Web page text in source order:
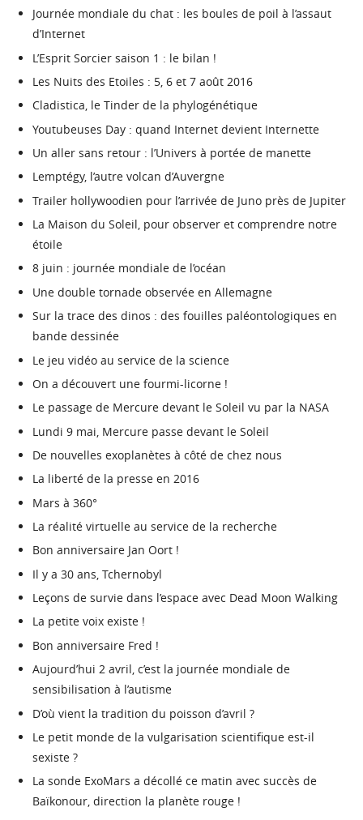
Journée mondiale du chat : les boules de poil à l’assaut
d’Internet
L’Esprit Sorcier saison 1 : le bilan !
Les Nuits des Etoiles : 5, 6 et 7 août 2016
Cladistica, le Tinder de la phylogénétique
Youtubeuses Day : quand Internet devient Internette
Un aller sans retour : l’Univers à portée de manette
Lemptégy, l’autre volcan d’Auvergne
Trailer hollywoodien pour l’arrivée de Juno près de Jupiter
La Maison du Soleil, pour observer et comprendre notre
étoile
8 juin : journée mondiale de l’océan
Une double tornade observée en Allemagne
Sur la trace des dinos : des fouilles paléontologiques en
bande dessinée
Le jeu vidéo au service de la science
On a découvert une fourmi-licorne !
Le passage de Mercure devant le Soleil vu par la NASA
Lundi 9 mai, Mercure passe devant le Soleil
De nouvelles exoplanètes à côté de chez nous
La liberté de la presse en 2016
Mars à 360°
La réalité virtuelle au service de la recherche
Bon anniversaire Jan Oort !
Il y a 30 ans, Tchernobyl
Leçons de survie dans l’espace avec Dead Moon Walking
La petite voix existe !
Bon anniversaire Fred !
Aujourd’hui 2 avril, c’est la journée mondiale de
sensibilisation à l’autisme
D’où vient la tradition du poisson d’avril ?
Le petit monde de la vulgarisation scientifique est-il
sexiste ?
La sonde ExoMars a décollé ce matin avec succès de
Baïkonour, direction la planète rouge !